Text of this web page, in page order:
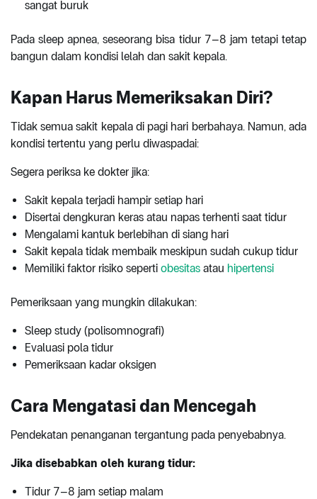
sangat buruk
Pada sleep apnea, seseorang bisa tidur 7–8 jam tetapi tetap
bangun dalam kondisi lelah dan sakit kepala.
Kapan Harus Memeriksakan Diri?
Tidak semua sakit kepala di pagi hari berbahaya. Namun, ada
kondisi tertentu yang perlu diwaspadai:
Segera periksa ke dokter jika:
Sakit kepala terjadi hampir setiap hari
Disertai dengkuran keras atau napas terhenti saat tidur
Mengalami kantuk berlebihan di siang hari
Sakit kepala tidak membaik meskipun sudah cukup tidur
Memiliki faktor risiko seperti obesitas atau hipertensi
Pemeriksaan yang mungkin dilakukan:
Sleep study (polisomnografi)
Evaluasi pola tidur
Pemeriksaan kadar oksigen
Cara Mengatasi dan Mencegah
Pendekatan penanganan tergantung pada penyebabnya.
Jika disebabkan oleh kurang tidur:
Tidur 7–8 jam setiap malam